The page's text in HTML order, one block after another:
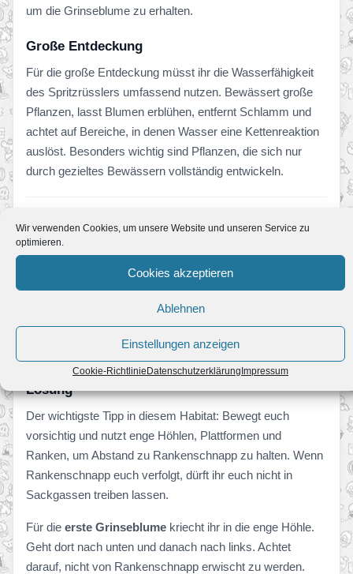
Wir verwenden Cookies, um unsere Website und unseren Service zu
optimieren.
Cookies akzeptieren
Ablehnen
Einstellungen anzeigen
Cookie-Richtlinie Datenschutzerklärung Impressum
um die Grinseblume zu erhalten.
Große Entdeckung
Für die große Entdeckung müsst ihr die Wasserfähigkeit
des Spritzrüsslers umfassend nutzen. Bewässert große
Pflanzen, lasst Blumen erblühen, entfernt Schlamm und
achtet auf Bereiche, in denen Wasser eine Kettenreaktion
auslöst. Besonders wichtig sind Pflanzen, die sich nur
durch gezieltes Bewässern vollständig entwickeln.
Rankenschnapp Nest
ImRankenschnapp Nestmüsst ihr euch vor einer
langen, greifenden Pflanzen-Kreatur in Acht nehmen.
Rankenschnapp verfolgt euch, greift nach Yoshi und zieht
sich durch enge Bereiche. Gleichzeitig könnt ihr seine
Lösung
Der wichtigste Tipp in diesem Habitat: Bewegt euch
vorsichtig und nutzt enge Höhlen, Plattformen und
Ranken, um Abstand zu Rankenschnapp zu halten. Wenn
Rankenschnapp euch verfolgt, dürft ihr euch nicht in
Sackgassen treiben lassen.
Für die erste Grinseblume kriecht ihr in die enge Höhle.
Geht dort nach unten und danach nach links. Achtet
darauf, nicht von Rankenschnapp erwischt zu werden.